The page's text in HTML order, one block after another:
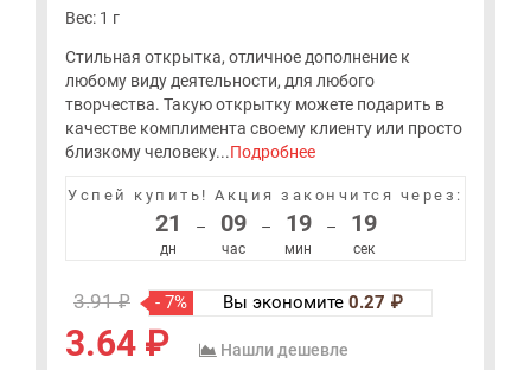
Вес: 1 г
Стильная открытка, отличное дополнение к
любому виду деятельности, для любого
творчества. Такую открытку можете подарить в
качестве комплимента своему клиенту или просто
близкому человеку...Подробнее
Успей купить!Акция закончится через:
21
дн
– 09
час
– 19
мин
– 19
сек
3.91 ₽ - 7% Вы экономите 0.27 ₽
3.64 ₽
Нашли дешевле